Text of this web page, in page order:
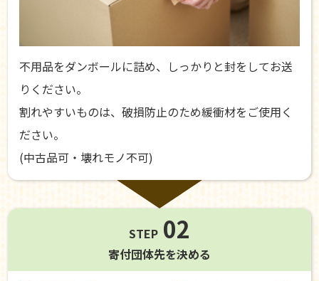
不用品をダンボールに詰め、しっかりと封をしてお送
りください。
割れやすいものは、破損防止のため緩衝材をご使用く
ださい。
(中古品可・壊れモノ不可)
STEP 02
寄付団体先を決める